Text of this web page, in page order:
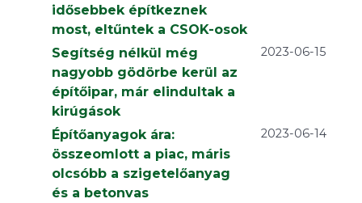
idősebbek építkeznek
most, eltűntek a CSOK-osok
Segítség nélkül még
nagyobb gödörbe kerül az
építőipar, már elindultak a
kirúgások
2023-06-15
Építőanyagok ára:
összeomlott a piac, máris
olcsóbb a szigetelőanyag
és a betonvas
2023-06-14